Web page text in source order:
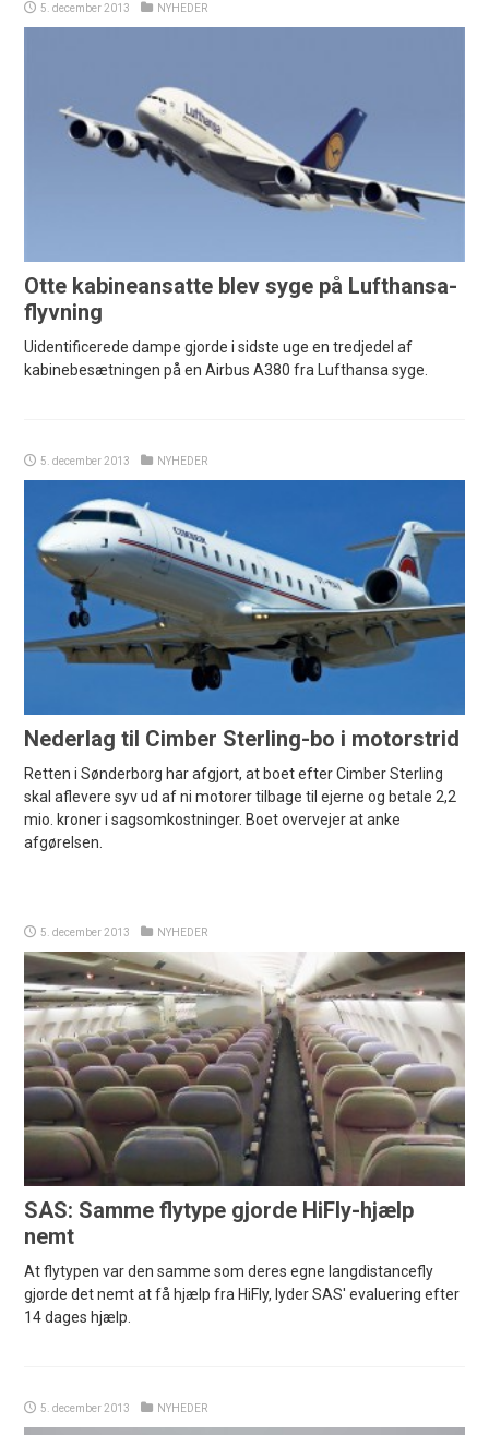
5. december 2013 NYHEDER
Otte kabineansatte blev syge på Lufthansa-
flyvning
Uidentificerede dampe gjorde i sidste uge en tredjedel af
kabinebesætningen på en Airbus A380 fra Lufthansa syge.
5. december 2013 NYHEDER
Nederlag til Cimber Sterling-bo i motorstrid
Retten i Sønderborg har afgjort, at boet efter Cimber Sterling
skal aflevere syv ud af ni motorer tilbage til ejerne og betale 2,2
mio. kroner i sagsomkostninger. Boet overvejer at anke
afgørelsen.
5. december 2013 NYHEDER
SAS: Samme flytype gjorde HiFly-hjælp
nemt
At flytypen var den samme som deres egne langdistancefly
gjorde det nemt at få hjælp fra HiFly, lyder SAS' evaluering efter
14 dages hjælp.
5. december 2013 NYHEDER